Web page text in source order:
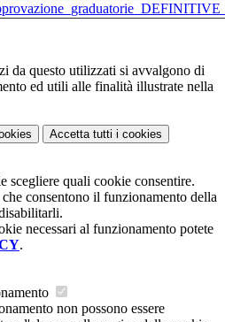
da questo utilizzati si avvalgono di
ed utili alle finalità illustrate nella
Accetta tutti i cookies
scegliere quali cookie consentire.
consentono il funzionamento della
necessari al funzionamento potete
.
non possono essere